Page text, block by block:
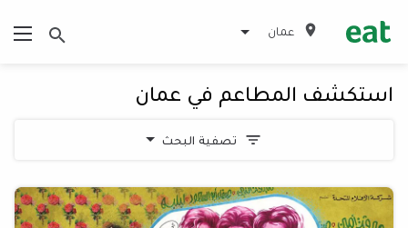
عمان
استكشف المطاعم في عمان
تصفية البحث